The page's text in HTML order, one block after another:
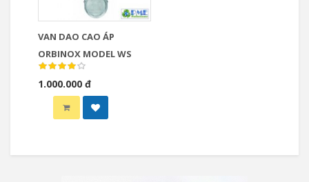
VAN DAO CAO ÁP
ORBINOX MODEL WS
1.000.000 đ